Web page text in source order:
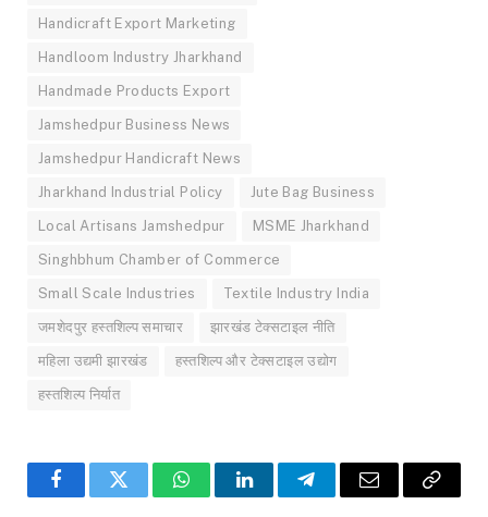
Handicraft Export Marketing
Handloom Industry Jharkhand
Handmade Products Export
Jamshedpur Business News
Jamshedpur Handicraft News
Jharkhand Industrial Policy Jute Bag Business
Local Artisans Jamshedpur MSME Jharkhand
Singhbhum Chamber of Commerce
Small Scale Industries Textile Industry India
जमशेदपुर हस्तशिल्प समाचार झारखंड टेक्सटाइल नीति
महिला उद्यमी झारखंड हस्तशिल्प और टेक्सटाइल उद्योग
हस्तशिल्प निर्यात
FacebookTwitter WhatsAppLinkedInTelegramEmail Copy